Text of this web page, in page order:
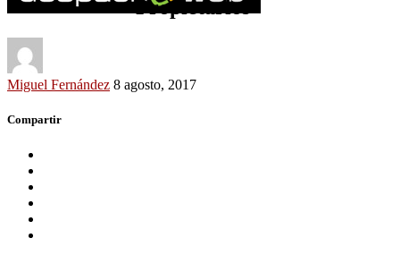
Propietarios
Miguel Fernández 8 agosto, 2017
Compartir